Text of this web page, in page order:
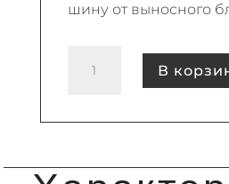
шину от выносного
Количество
товара
ВНЕШНИЙ
В